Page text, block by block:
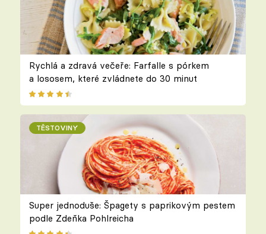
Rychlá a zdravá večeře: Farfalle s pórkem
a lososem, které zvládnete do 30 minut
TĚSTOVINY
Super jednoduše: Špagety s paprikovým pestem
podle Zdeňka Pohlreicha